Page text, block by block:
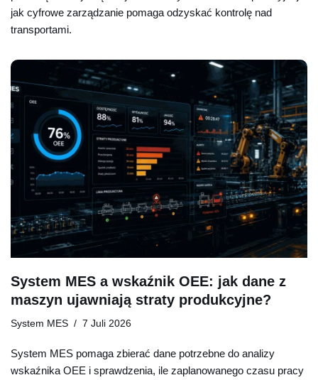
jak cyfrowe zarządzanie pomaga odzyskać kontrolę nad
transportami.
System MES a wskaźnik OEE: jak dane z
maszyn ujawniają straty produkcyjne?
System MES 7 Juli 2026
System MES pomaga zbierać dane potrzebne do analizy
wskaźnika OEE i sprawdzenia, ile zaplanowanego czasu pracy